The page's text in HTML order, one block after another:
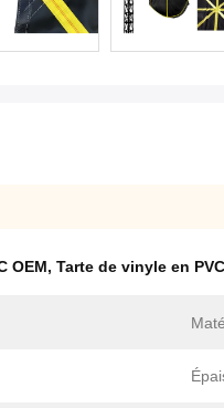
OEM, Tarte de vinyle en PVC